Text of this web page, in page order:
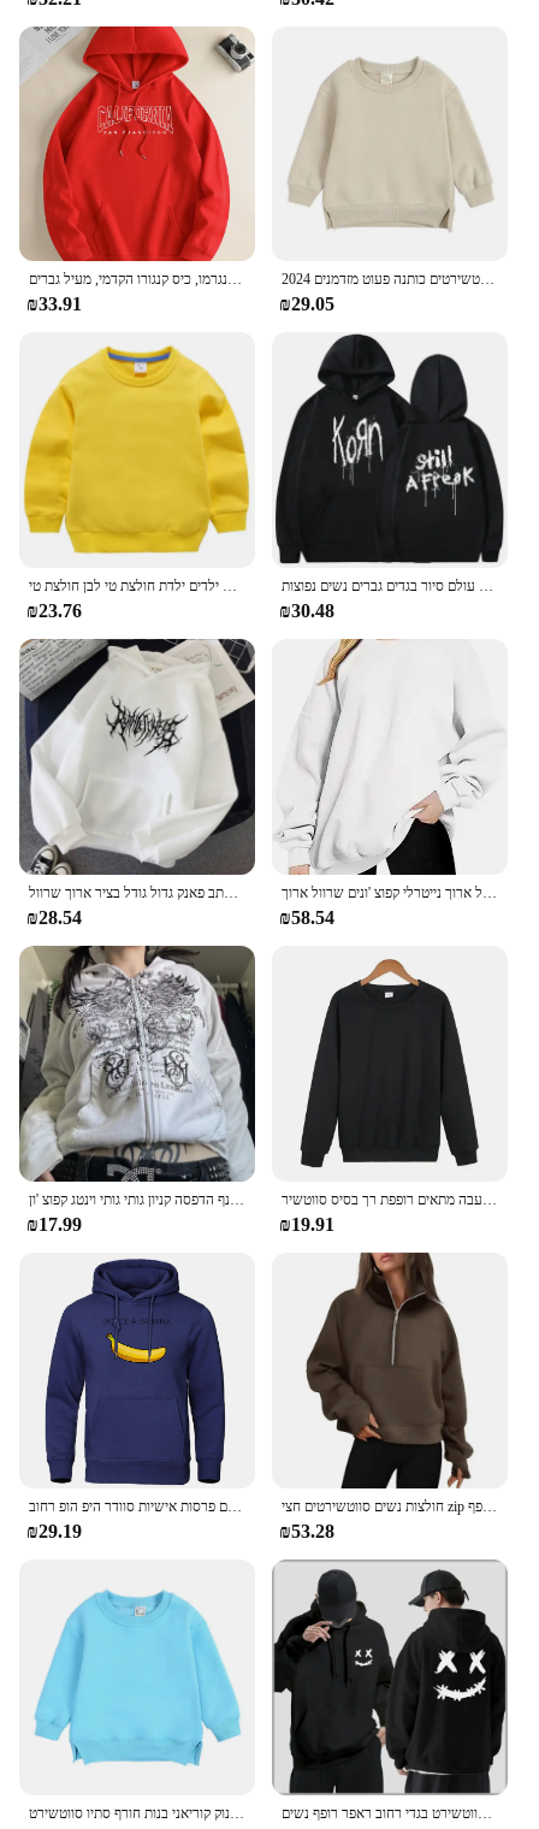
קפוצ 'ון האופנה החדש של גברים, סווטשרט יומי ברדס, מונגרמו, כיס קנגורו הקדמי, מעיל גברים
₪33.91
2024 ילד סתיו ילדים ילדה ילדים מוצק שרוולים ארוכים סווטשירטים כותנה פעוט מזדמנים
₪29.05
סתיו בגדים בצבע מוצק 2-10 שנים ילדים קפוצ 'ונים סווטשירטים ילדים ילדת חולצת טי לבן חולצת טי pullover כותנה לבנים
₪23.76
קונצרט מוסיקה קורן להקת רוק להקת רוק עולם סיור בגדים גברים נשים נפוצות y2k streeteweatshirt היפ הופ יוניסקס
₪30.48
מזדמן מכתב פאנק גדול גודל בציר ארוך שרוול Ulzzang כהה נשים סלעית חורף גותי סווטשירט Streetwear סווטשירט
₪28.54
חולצות נשים סווטשירטים מינימליסטי צבע אחיד סביב צווארון צווארון רופף, נרתיק בסיסי שרוול ארוך נייטרלי קפוצ 'ונים שרוול ארוך
₪58.54
חמוד כנף הדפסה קניון גותי גותי וינטג קפוצ 'ון y2k גראנג' ו יפנית שרוול ארוך עם ברדס harajuku יפנית אסתטית נשים
₪17.99
סווטשרט גברים של סווטשרט עבה מתאים רופפת רך בסיס סווטשיר XS-3XL נושם
₪19.91
דולצ 'ה & בננה חמוד גברים מודפס קפוצ' ון בגדים מזדמנים בגדים אופנה חם פרסות אישיות סוודר היפ הופ רחוב
₪29.19
חולצות נשים סווטשירטים חצי zip פתוח לעמוד ספורט נעלי ספורט רופף lovloosweatsuit
₪53.28
ילדים בגדים בנים קפוצ 'ונים סווטשירט 2024 בנות תינוק קוריאני בנות חורף סתיו סווטשירט האביב סתיו צמר גברים גברים קפוצ 'ון כפול סמיילי מודפס סווטשירט בגדי רחוב ראפר רופף נשים pullover מזדמנים